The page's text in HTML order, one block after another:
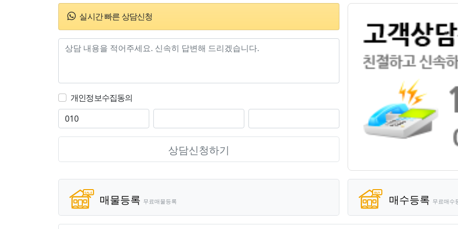
실시간 빠른 상담신청
개인정보수집동의
상담신청하기
매물등록 무료매물등록 매수등록 무료매수